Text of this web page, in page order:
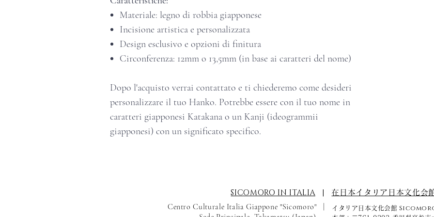
Materiale: legno di robbia giapponese
Incisione artistica e personalizzata
Design esclusivo e opzioni di finitura
Circonferenza: 12mm o 13,5mm (in base ai caratteri del nome)
Dopo l'acquisto verrai contattato e ti chiederemo come desideri
personalizzare il tuo Hanko. Potrebbe essere con il tuo nome in
caratteri giapponesi Katakana o un Kanji (ideogrammii
giapponesi) con un significato specifico.
SICOMORO IN ITALIA | 在日本イタリア日本文化会
Centro Culturale Italia Giappone "Sicomoro" |
イタリア日本文化会館